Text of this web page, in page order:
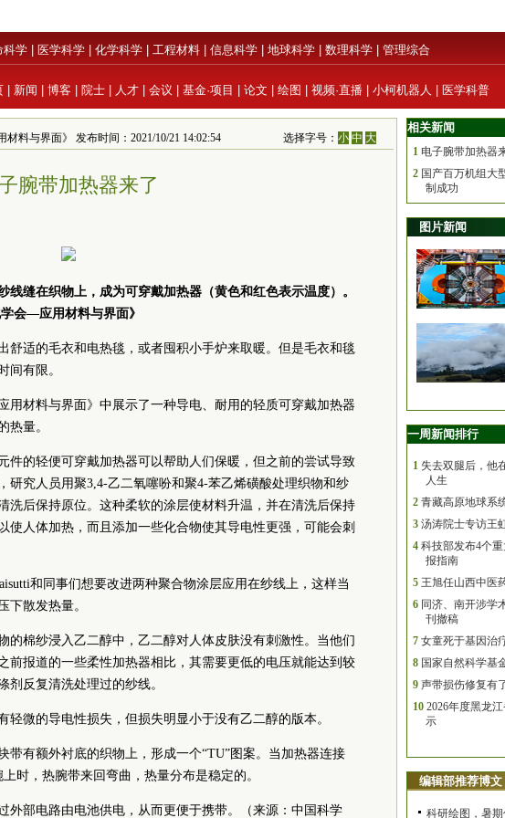
科学 医学科学 化学科学 工程材料 信息科学 地球科学 数理科学 管理综合
新闻 博客 院士 人才 会议 基金·项目 论文 绘图 视频·直播 小柯机器人 医学科普
料与界面》 发布时间：2021/10/21 14:02:54 选择字号：小 中 大
腕带加热器来了
线缝在织物上，成为可穿戴加热器（黄色和红色表示温度）。
会—应用材料与界面》
舒适的毛衣和电热毯，或者囤积小手炉来取暖。但是毛衣和毯
间有限。
材料与界面》中展示了一种导电、耐用的轻质可穿戴加热器
热量。
件的轻便可穿戴加热器可以帮助人们保暖，但之前的尝试导致
研究人员用聚3,4-乙二氧噻吩和聚4-苯乙烯磺酸处理织物和纱
洗后保持原位。这种柔软的涂层使材料升温，并在清洗后保持
使人体加热，而且添加一些化合物使其导电性更强，可能会刺
和同事们想要改进两种聚合物涂层应用在纱线上，这样当
下散发热量。
的棉纱浸入乙二醇中，乙二醇对人体皮肤没有刺激性。当他们
前报道的一些柔性加热器相比，其需要更低的电压就能达到较
剂反复清洗处理过的纱线。
轻微的导电性损失，但损失明显小于没有乙二醇的版本。
带有额外衬底的织物上，形成一个“TU”图案。当加热器连接
时，热腕带来回弯曲，热量分布是稳定的。
外部电路由电池供电，从而更便于携带。（来源：中国科学
相关新闻
1 电子腕带加热器
2 国产百万机组大
制成功
图片新闻
一周新闻排行
1 失去双腿后，他
人生
2 青藏高原地球系
3 汤涛院士专访王
4 科技部发布4个
报指南
5 王旭任山西中医
6 同济、南开涉学
刊撤稿
7 女童死于基因治
8 国家自然科学基
9 声带损伤修复有
10 2026年度黑龙
示
编辑部推荐博文
科研绘图，暑